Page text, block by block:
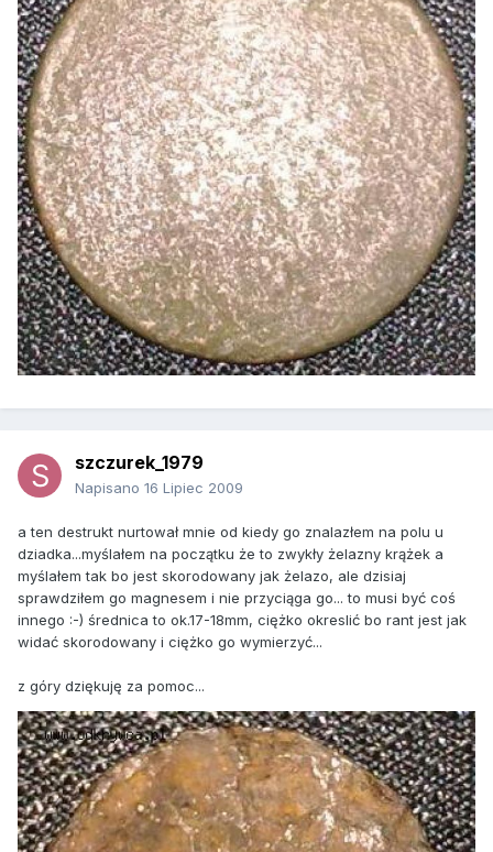
szczurek_1979
Napisano 16 Lipiec 2009
a ten destrukt nurtował mnie od kiedy go znalazłem na polu u
dziadka...myślałem na początku że to zwykły żelazny krążek a
myślałem tak bo jest skorodowany jak żelazo, ale dzisiaj
sprawdziłem go magnesem i nie przyciąga go... to musi być coś
innego :-) średnica to ok.17-18mm, ciężko okreslić bo rant jest jak
widać skorodowany i ciężko go wymierzyć...
z góry dziękuję za pomoc...